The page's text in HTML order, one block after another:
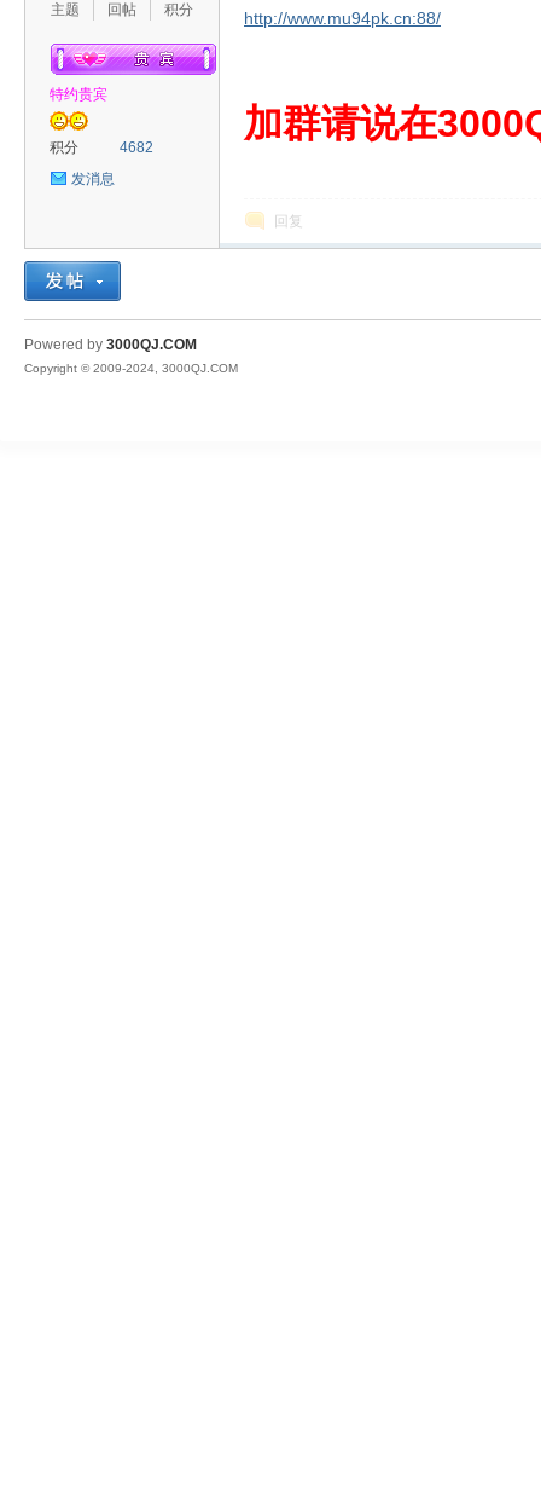
QJ
主题
回帖
积分
特约贵宾
积分
4682
发消息
http://www.mu94pk.cn:88/
加群请说在
回复
Powered by 3000QJ.COM
Copyright © 2009-2024, 3000QJ.COM